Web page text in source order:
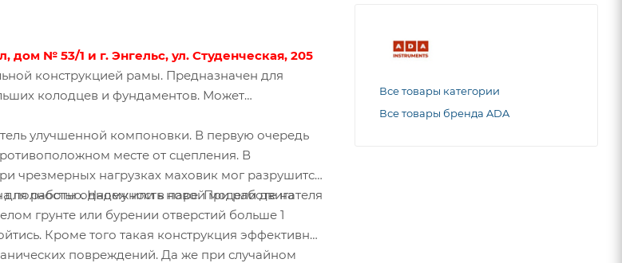
дом № 53/1 и г. Энгельс, ул. Студенческая, 205
конструкцией рамы. Предназначен для
колодцев и фундаментов. Может
улучшенной компоновки. В первую очередь
месте от сцепления. В
чрезмерных нагрузках маховик мог разрушится
полностью. Надежность новой модели двигателя
работы одному или в паре. При работе на
грунте или бурении отверстий больше 1
Кроме того такая конструкция эффективно
повреждений. Да же при случайном
Все товары категории
Все товары бренда ADA